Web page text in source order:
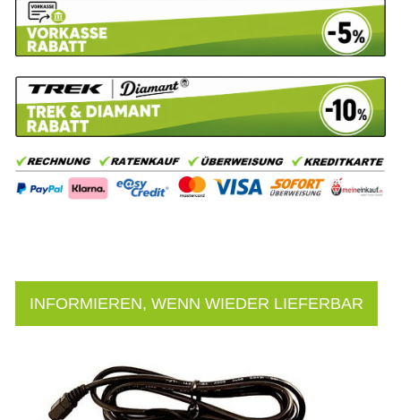
INFORMIEREN, WENN WIEDER LIEFERBAR